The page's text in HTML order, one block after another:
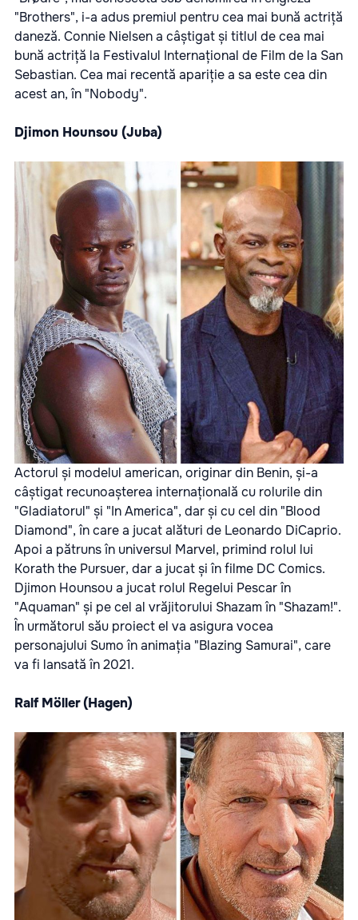
"Brothers", i-a adus premiul pentru cea mai bună actriță
daneză. Connie Nielsen a câștigat și titlul de cea mai
bună actriță la Festivalul Internațional de Film de la San
Sebastian. Cea mai recentă apariție a sa este cea din
acest an, în "Nobody".
Djimon Hounsou (Juba)
Actorul și modelul american, originar din Benin, și-a
câștigat recunoașterea internațională cu rolurile din
"Gladiatorul" și "In America", dar și cu cel din "Blood
Diamond", în care a jucat alături de Leonardo DiCaprio.
Apoi a pătruns în universul Marvel, primind rolul lui
Korath the Pursuer, dar a jucat și în filme DC Comics.
Djimon Hounsou a jucat rolul Regelui Pescar în
"Aquaman" și pe cel al vrăjitorului Shazam în "Shazam!".
În următorul său proiect el va asigura vocea
personajului Sumo în animația "Blazing Samurai", care
va fi lansată în 2021.
Ralf Möller (Hagen)